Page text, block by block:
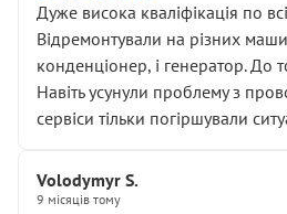
Дуже висока кваліфікація по
Відремонтували на різних
конденціонер, і генератор. До
Навіть усунули проблему з
сервіси тільки погіршували
Volodymyr S.
9 місяців тому